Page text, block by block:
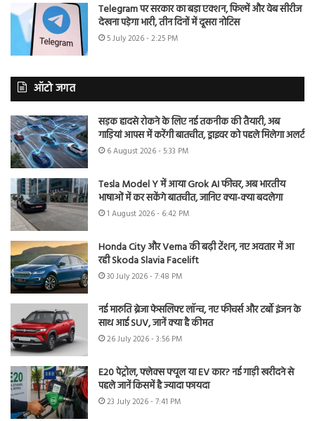
Telegram पर सरकार का बड़ा एक्शन, फिल्में और वेब सीरीज
देखना पड़ेगा भारी, तीन दिनों में दूसरा नोटिस
5 July 2026 - 2:25 PM
ऑटो जगत
सड़क हादसे रोकने के लिए नई तकनीक की तैयारी, अब
गाड़ियां आपस में करेंगी बातचीत, ड्राइवर को पहले मिलेगा अलर्ट
6 August 2026 - 5:33 PM
Tesla Model Y में आया Grok AI फीचर, अब भारतीय
भाषाओं में कर सकेंगे बातचीत, जानिए क्या-क्या बदलेगा
1 August 2026 - 6:42 PM
Honda City और Verna की बढ़ी टेंशन, नए अवतार में आ
रही Skoda Slavia Facelift
30 July 2026 - 7:48 PM
नई मारुति ब्रेजा फेसलिफ्ट लॉन्च, नए फीचर्स और टर्बो इंजन के
साथ आई SUV, जानें क्या है कीमत
26 July 2026 - 3:56 PM
E20 पेट्रोल, फ्लेक्स फ्यूल या EV कार? नई गाड़ी खरीदने से
पहले जानें किसमें है ज्यादा फायदा
23 July 2026 - 7:41 PM